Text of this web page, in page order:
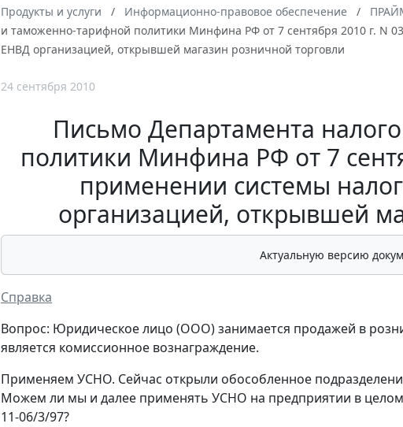
Продукты и услуги Информационно-правовое обеспечение
и таможенно-тарифной политики Минфина РФ от 7 сентября 2010 г. N
ЕНВД организацией, открывшей магазин розничной торговли
24 сентября 2010
Письмо Департамента
политики Минфина РФ от 7
применении системы
организацией, открывшей
Актуальную версию
Справка
Вопрос: Юридическое лицо (ООО) занимается продажей в
является комиссионное вознаграждение.
Применяем УСНО. Сейчас открыли обособленное
Можем ли мы и далее применять УСНО на предприятии в
11-06/3/97?